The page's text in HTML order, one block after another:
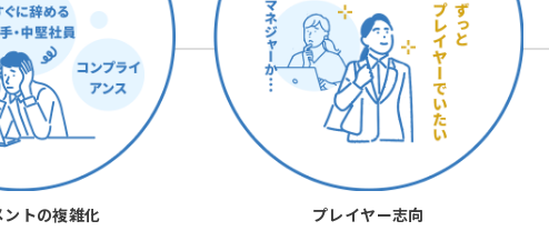
トの複雑化 プレイヤー志向